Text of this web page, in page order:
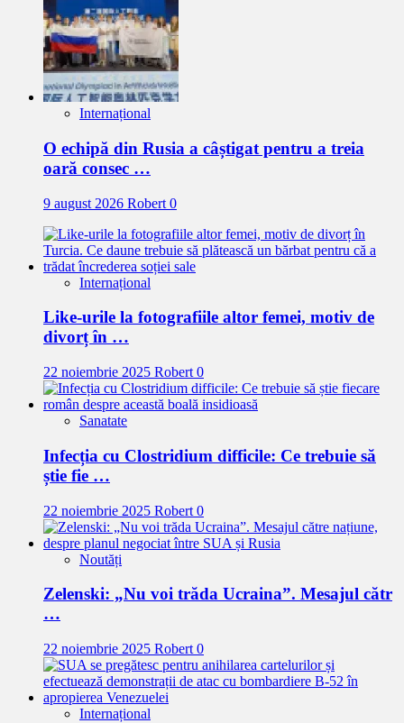
Internațional
O echipă din Rusia a câștigat pentru a treia
oară consec …
9 august 2026 Robert 0
Internațional
Like-urile la fotografiile altor femei, motiv de
divorț în …
22 noiembrie 2025 Robert 0
Sanatate
Infecția cu Clostridium difficile: Ce trebuie să
știe fie …
22 noiembrie 2025 Robert 0
Noutăți
Zelenski: „Nu voi trăda Ucraina”. Mesajul cătr
…
22 noiembrie 2025 Robert 0
Internațional